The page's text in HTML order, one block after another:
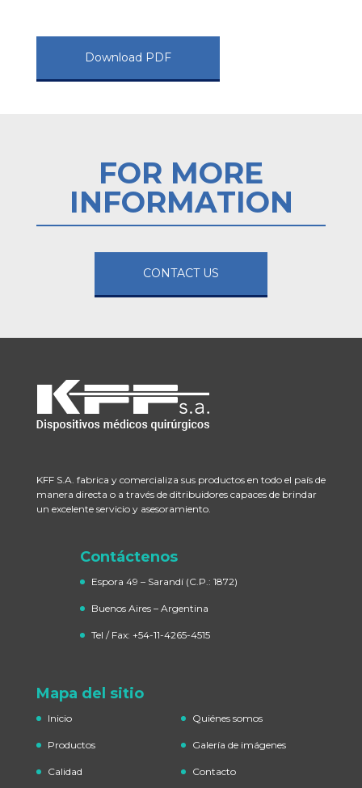
Download PDF
FOR MORE
INFORMATION
CONTACT US
KFF S.A. fabrica y comercializa sus productos en todo el país de
manera directa o a través de ditribuidores capaces de brindar
un excelente servicio y asesoramiento.
Contáctenos
Espora 49 – Sarandí(C.P.: 1872)
Buenos Aires – Argentina
Tel / Fax: +54-11-4265-4515
Mapa del sitio
Inicio Quiénes somos
Productos Galería de imágenes
Calidad Contacto